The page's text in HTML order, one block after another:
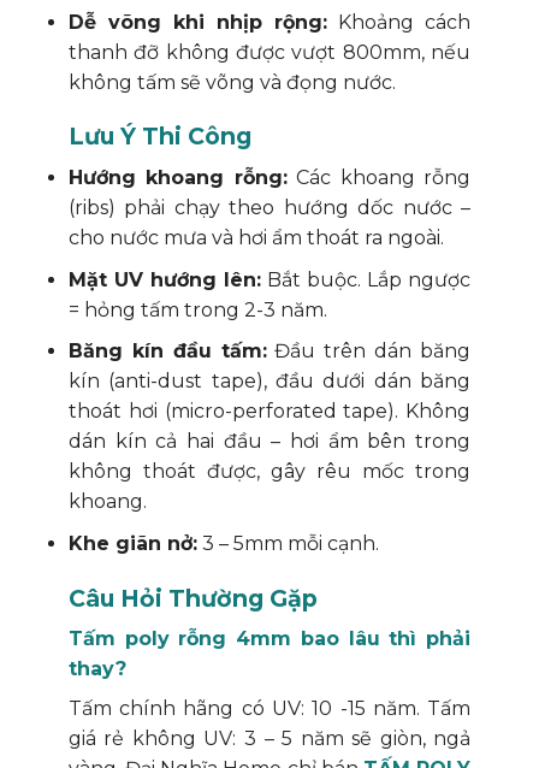
Dễ võng khi nhịp rộng: Khoảng cách
thanh đỡ không được vượt 800mm, nếu
không tấm sẽ võng và đọng nước.
Lưu Ý Thi Công
Hướng khoang rỗng:Các khoang rỗng
(ribs) phải chạy theo hướng dốc nước –
cho nước mưa và hơi ẩm thoát ra ngoài.
Mặt UV hướng lên:Bắt buộc. Lắp ngược
= hỏng tấm trong 2-3 năm.
Băng kín đầu tấm:Đầu trên dán băng
kín (anti-dust tape), đầu dưới dán băng
thoát hơi (micro-perforated tape). Không
dán kín cả hai đầu – hơi ẩm bên trong
không thoát được, gây rêu mốc trong
khoang.
Khe giãn nở:3 – 5mm mỗi cạnh.
Câu Hỏi Thường Gặp
Tấm poly rỗng 4mm bao lâu thì phải
thay?
Tấm chính hãng có UV: 10 -15 năm. Tấm
giá rẻ không UV: 3 – 5 năm sẽ giòn, ngả